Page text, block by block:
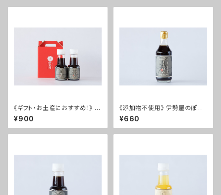
《ギフト・お土産におすすめ！》 く
ろぽんミニ 2本セット
¥900
《添加物不使用》 伊勢屋のぽん
酢 くろぽん
¥660